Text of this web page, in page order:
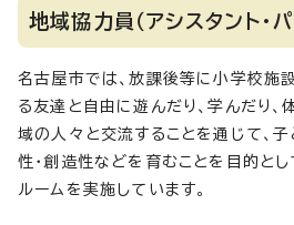
地域協力員（アシスタント・
名古屋市では、放課後等に小学校施
る友達と自由に遊んだり、学んだり、
域の人々と交流することを通じて、
性・創造性などを育むことを目的とし
ルームを実施しています。